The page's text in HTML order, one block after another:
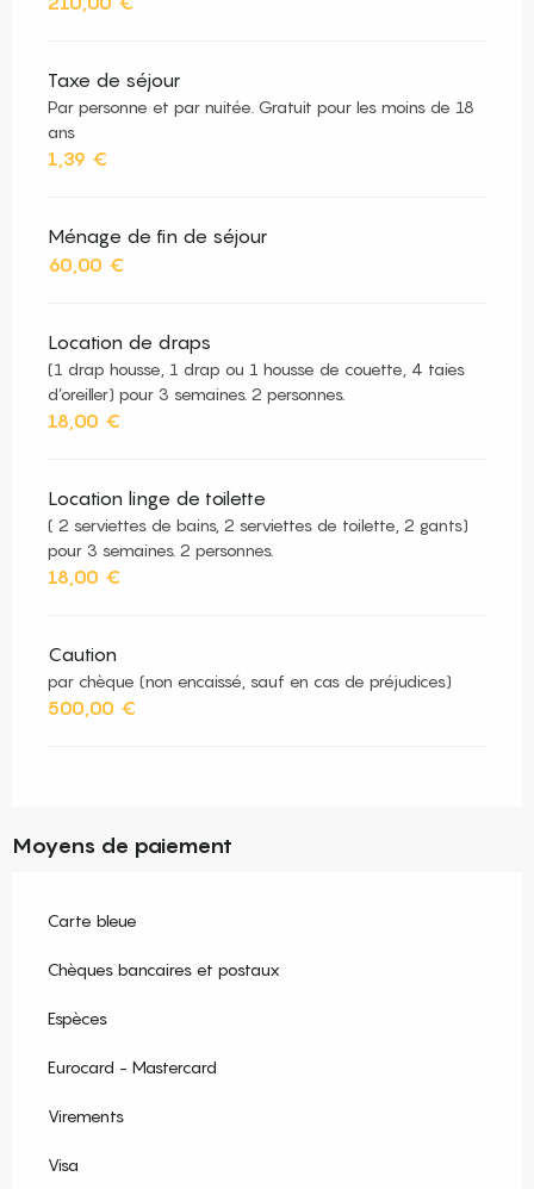
Taxe de séjour
Par personne et par nuitée. Gratuit pour les moins de 18
ans
1,39 €
Ménage de fin de séjour
60,00 €
Location de draps
(1 drap housse, 1 drap ou 1 housse de couette, 4 taies
d’oreiller) pour 3 semaines. 2 personnes.
18,00 €
Location linge de toilette
( 2 serviettes de bains, 2 serviettes de toilette, 2 gants)
pour 3 semaines. 2 personnes.
18,00 €
Caution
par chèque (non encaissé, sauf en cas de préjudices)
500,00 €
Moyens de paiement
Carte bleue
Chèques bancaires et postaux
Espèces
Eurocard - Mastercard
Virements
Visa